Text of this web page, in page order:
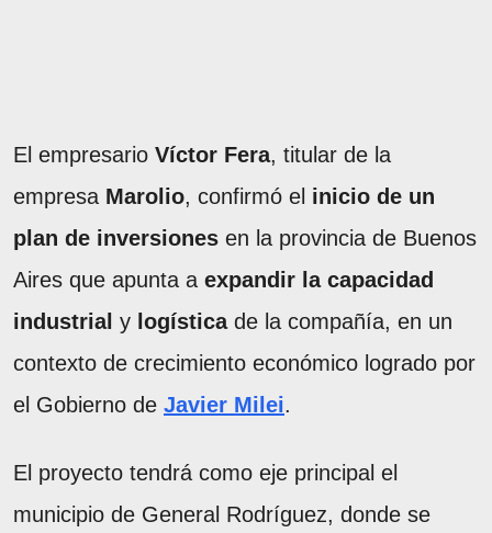
El empresario Víctor Fera, titular de la
empresa Marolio, confirmó el inicio de un
plan de inversiones en la provincia de Buenos
Aires que apunta a expandir la capacidad
industrial y logísticade la compañía, en un
contexto de crecimiento económico logrado por
el Gobierno de Javier Milei.
El proyecto tendrá como eje principal el
municipio de General Rodríguez, donde se